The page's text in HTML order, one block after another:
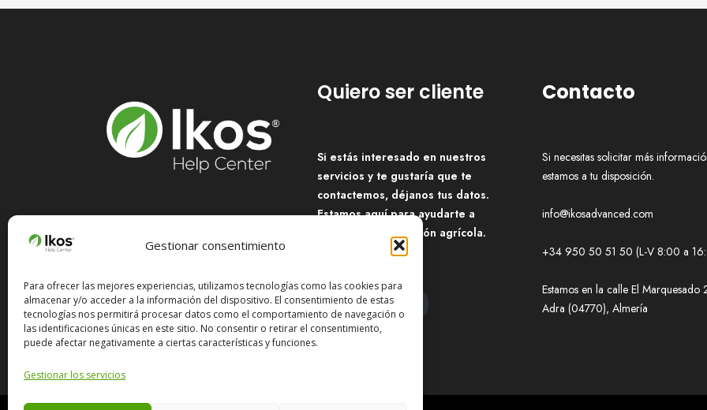
Gestionar consentimiento
Para ofrecer las mejores experiencias, utilizamos tecnologías como las cookies para
almacenar y/o acceder a la información del dispositivo. El consentimiento de estas
tecnologías nos permitirá procesar datos como el comportamiento de navegación o
las identificaciones únicas en este sitio. No consentir o retirar el consentimiento,
puede afectar negativamente a ciertas características y funciones.
Gestionar los servicios
Aprende a utilizar Ikos.
Te guiamos paso a paso
por la herramienta.
Quiero ser cliente
Si estás interesado en nuestros
servicios y te gustaría que te
contactemos, déjanos tus datos.
Estamos aquí para ayudarte a
transformar la gestión agrícola.
Contáctanos
Contacto
Si necesitas solicitar más
estamos a tu disposición.
info@ikosadvanced.com
+34 950 50 51 50 (L-V 8:00 a
Estamos en la calle El Marquesado
Adra (04770), Almería